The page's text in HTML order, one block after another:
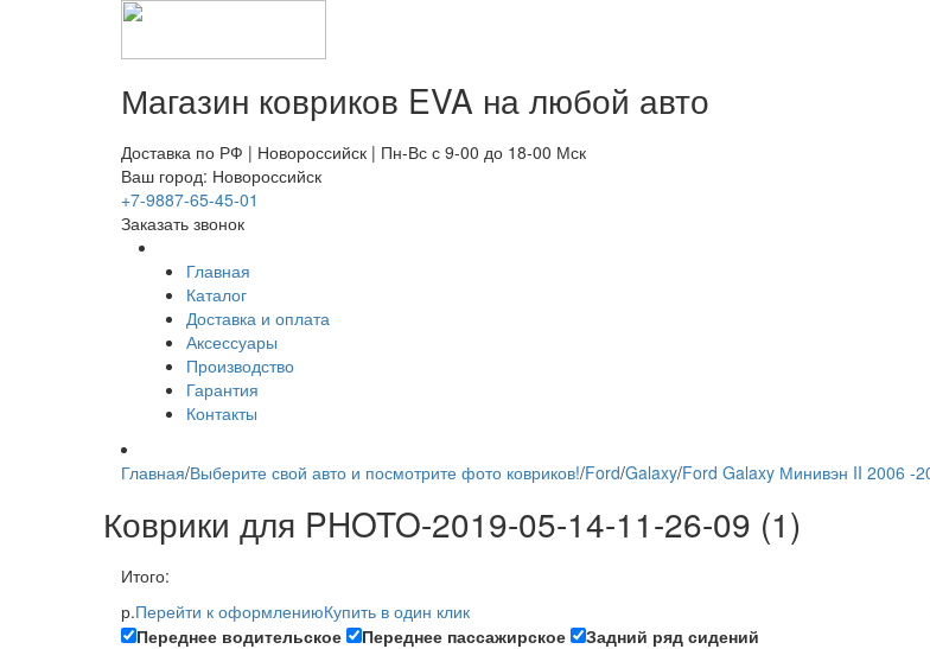
Магазин ковриков EVA ​на любой авто
Доставка по РФ | Новороссийск | Пн-Вс с 9-00 до 18-00 Мск
Ваш город: Новороссийск
+7-9887-65-45-01
Заказать звонок
Главная
Каталог
Доставка и оплата
Аксессуары
Производство
Гарантия
Контакты
Главная/Выберите свой авто и посмотрите фото ковриков!/Ford/Galaxy/Ford Galaxy Минивэн II 2006 -
Коврики для PHOTO-2019-05-14-11-26-09 (1)
Итого:
р.Перейти к оформлениюКупить в один клик
Переднее водительское
Переднее пассажирское Задний ряд сидений